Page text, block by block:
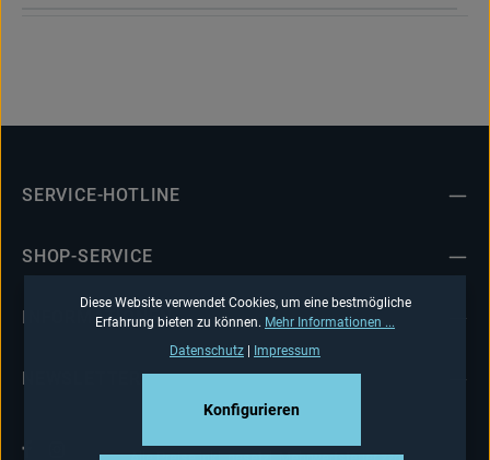
SERVICE-HOTLINE
SHOP-SERVICE
INFORMATIONEN
NEWSLETTER
Diese Website verwendet Cookies, um eine bestmögliche
Erfahrung bieten zu können. Mehr Informationen ...
Datenschutz
Impressum
Konfigurieren